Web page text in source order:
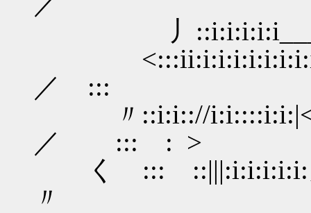
丿
／ ::: ゝ
〃::i:i:://i:i::::i:i:|<
／ゞ ::: : >
く ::: ::|||:i:i:i:i:i:
〃